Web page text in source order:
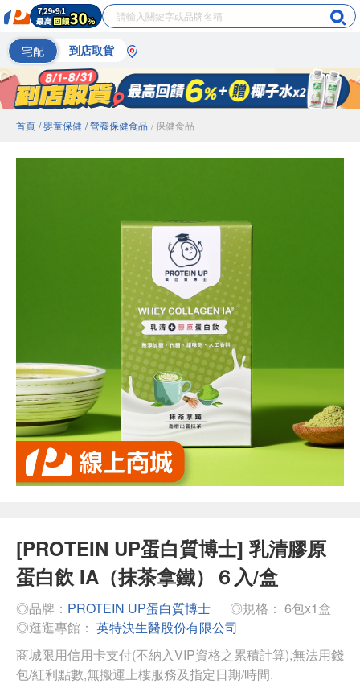
宅配 到店取貨
首頁 / 嬰童保健 / 營養保健食品 / 保健食品
[PROTEIN UP蛋白質博士] 乳清膠原
蛋白飲 IA（抹茶拿鐵）６入/盒
◎品牌： PROTEIN UP蛋白質博士
◎規格： 6包x1盒
◎逛逛專館： 英特決生醫股份有限公司
商城限用信用卡支付(不納入VIP資格之累積計算),無法用錢
包/紅利點數,無搬運上樓服務及指定日期/時間.